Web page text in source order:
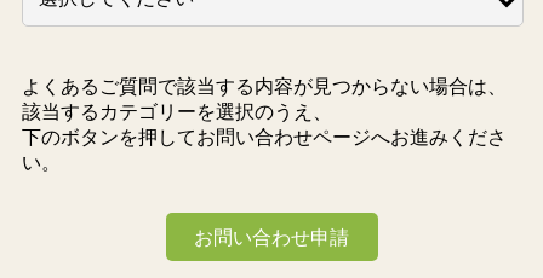
よくあるご質問で該当する内容が見つからない場合は、
該当するカテゴリーを選択のうえ、
下のボタンを押してお問い合わせページへお進みくださ
い。
お問い合わせ申請